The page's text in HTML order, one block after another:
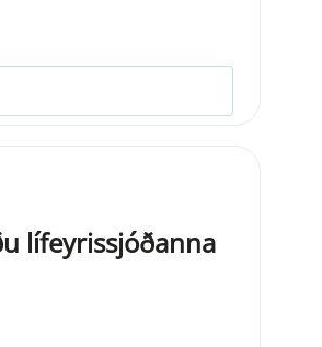
lífeyrissjóðanna